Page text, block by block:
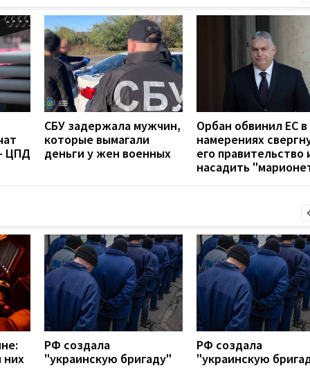
ЦПД
СБУ задержала мужчин,
которые вымагали
деньги у жен военных
Орбан обвинил ЕС в
намерениях
его правительство
насадить
них
РФ создала
"украинскую бригаду"
РФ создала
"украинскую